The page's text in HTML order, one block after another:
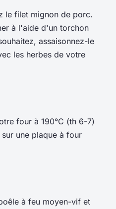
le filet mignon de porc.
à l'aide d'un torchon
assaisonnez-le
les herbes de votre
four à 190°C (th 6-7)
une plaque à four
à feu moyen-vif et